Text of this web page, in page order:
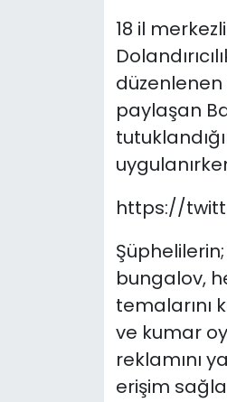
18 il
düzenlenen
paylaşan
https://
bungalov,
temalarını
ve kumar
reklamını
erişim